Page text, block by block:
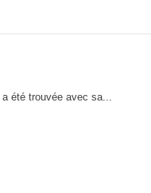
été trouvée avec sa...